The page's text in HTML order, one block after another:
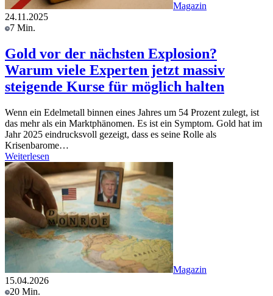
Magazin
24.11.2025
7 Min.
Gold vor der nächsten Explosion?
Warum viele Experten jetzt massiv
steigende Kurse für möglich halten
Wenn ein Edelmetall binnen eines Jahres um 54 Prozent zulegt, ist
das mehr als ein Marktphänomen. Es ist ein Symptom. Gold hat im
Jahr 2025 eindrucksvoll gezeigt, dass es seine Rolle als
Krisenbarome…
Weiterlesen
Magazin
15.04.2026
20 Min.